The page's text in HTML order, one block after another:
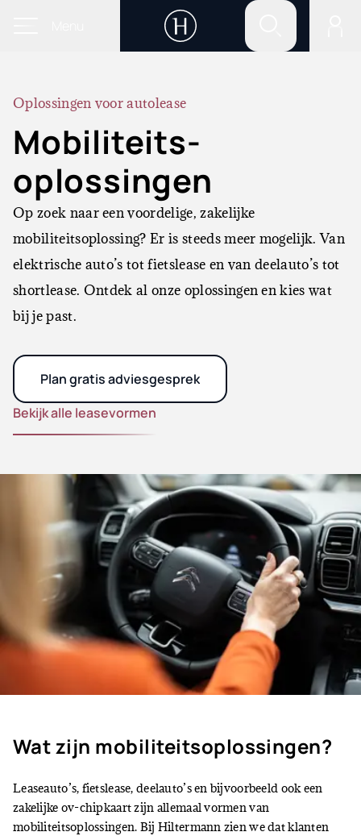
Oplossingen voor autolease
Mobiliteits-
oplossingen
Op zoek naar een voordelige, zakelijke
mobiliteitsoplossing? Er is steeds meer mogelijk. Van
elektrische auto’s tot fietslease en van deelauto’s tot
shortlease. Ontdek al onze oplossingen en kies wat
bij je past.
Plan gratis adviesgesprek
Bekijk alle leasevormen
Wat zijn mobiliteitsoplossingen?
Leaseauto’s, fietslease, deelauto’s en bijvoorbeeld ook een
zakelijke ov-chipkaart zijn allemaal vormen van
mobiliteitsoplossingen. Bij Hiltermann zien we dat klanten